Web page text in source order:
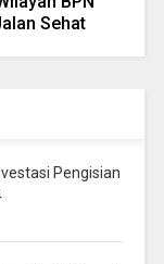
Sehat
Pengisian